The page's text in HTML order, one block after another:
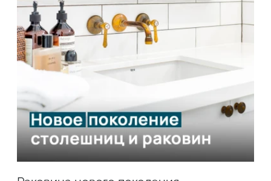
Подтвердите, что вы не робот
ОТПРАВИТЬ ЗАЯВКУ